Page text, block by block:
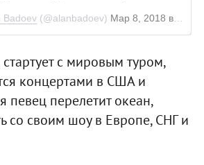
Badoev(@alanbadoev) Мар 8, 2018 в 10:44 PST
с мировым туром,
концертами в США и
певец перелетит океан,
со своим шоу в Европе, СНГ и